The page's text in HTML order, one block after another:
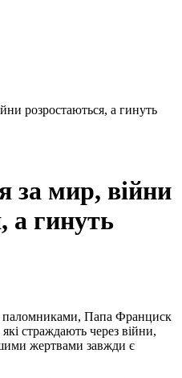
розростаються, а гинуть
за мир, війни
а гинуть
паломниками, Папа Франциск
страждають через війни,
жертвами завжди є